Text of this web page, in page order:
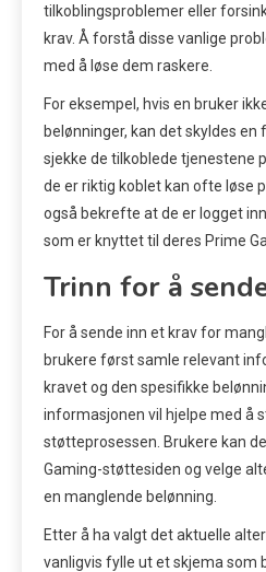
tilkoblingsproblemer eller
krav. Å forstå disse vanlige
med å løse dem raskere.
For eksempel, hvis en bruker
belønninger, kan det skyldes en
sjekke de tilkoblede tjenestene
de er riktig koblet kan ofte løse
også bekrefte at de er logget
som er knyttet til deres Prime
Trinn for å
For å sende inn et krav for
brukere først samle relevant
kravet og den spesifikke
informasjonen vil hjelpe med å
støtteprosessen. Brukere kan
Gaming-støttesiden og velge
en manglende belønning.
Etter å ha valgt det aktuelle
vanligvis fylle ut et skjema som